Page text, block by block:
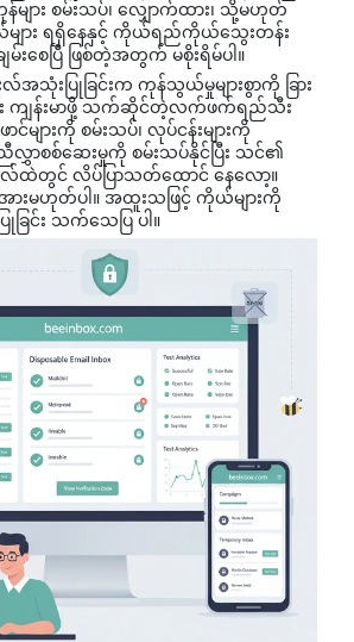
ား စမ်းသပ်၊ လျှောက်ထား၊ သို့မဟုတ်
ျား ရရှိနေနှင့် ကိုယ်ရည်ကိုယ်သွေးတန်း
မ်းစေပြီ ဖြစ်တဲ့အတွက် မစိုးရိမ်ပါ။
သုံးပြုခြင်းက ကုန်သွယ်မှုများစွာကို ခြား
း ကျန်းမာဖို့ သက်ဆိုင်တဲ့လက်ဖက်ရည်သီး
များကို စမ်းသပ်၊ လုပ်ငန်းများကို
လွှာစစ်ဆေးမှုကို စမ်းသပ်နိုင်ပြီး သင်၏
လ်ထဲတွင် လိပ်ပြာသတ်ထောင် နေလော့။
ားမဟုတ်ပါ။ အထူးသဖြင့် ကိုယ်များကို
ခြင်း သက်သေပြ ပါ။